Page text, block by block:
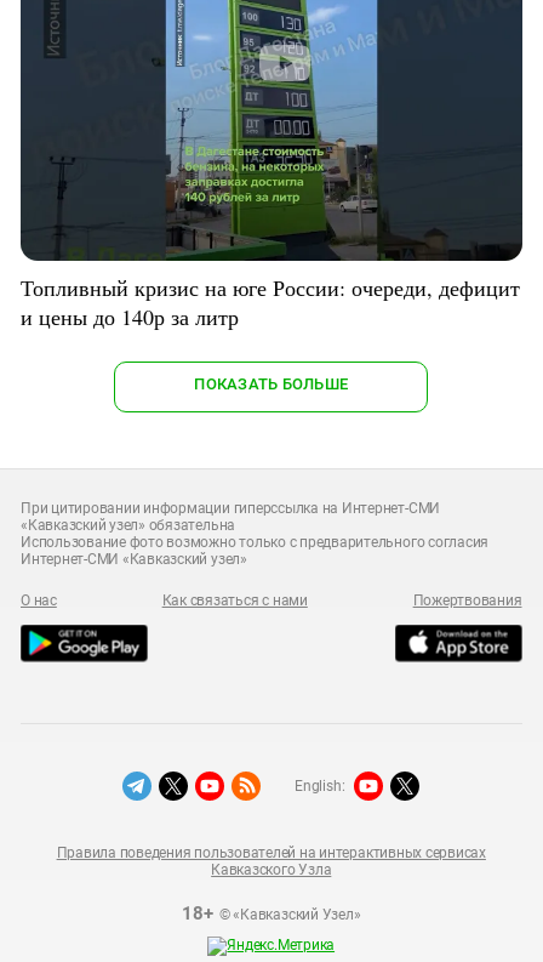
Топливный кризис на юге России: очереди, дефицит
и цены до 140р за литр
ПОКАЗАТЬ БОЛЬШЕ
При цитировании информации гиперссылка на Интернет-СМИ
«Кавказский узел» обязательна
Использование фото возможно только с предварительного согласия
Интернет-СМИ «Кавказский узел»
О нас Как связаться с нами Пожертвования
18+© «Кавказский Узел»
Правила поведения пользователей на интерактивных сервисах
Кавказского Узла
English: